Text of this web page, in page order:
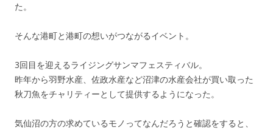
た。
そんな港町と港町の想いがつながるイベント。
3回目を迎えるライジングサンマフェスティバル。
昨年から羽野水産、佐政水産など沼津の水産会社が買い取った
秋刀魚をチャリティーとして提供するようになった。
気仙沼の方の求めているモノってなんだろうと確認をすると、